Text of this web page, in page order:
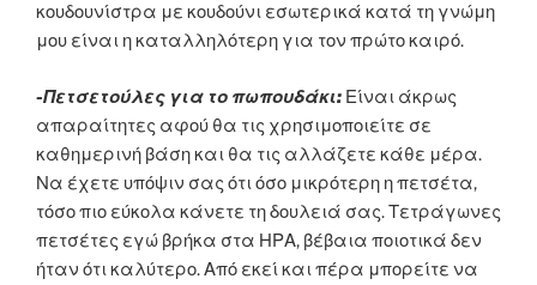
κουδουνίστρα με κουδούνι εσωτερικά κατά τη γνώμη
μου είναι η καταλληλότερη για τον πρώτο καιρό.
-Πετσετούλες για το πωπουδάκι: Είναι άκρως
απαραίτητες αφού θα τις χρησιμοποιείτε σε
καθημερινή βάση και θα τις αλλάζετε κάθε μέρα.
Να έχετε υπόψιν σας ότι όσο μικρότερη η πετσέτα,
τόσο πιο εύκολα κάνετε τη δουλειά σας. Τετράγωνες
πετσέτες εγώ βρήκα στα ΗΡΑ, βέβαια ποιοτικά δεν
ήταν ότι καλύτερο. Από εκεί και πέρα μπορείτε να